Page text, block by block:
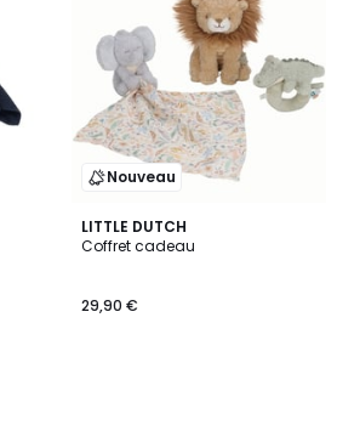
Nouveau
LITTLE DUTCH
Coffret cadeau
29,90 €